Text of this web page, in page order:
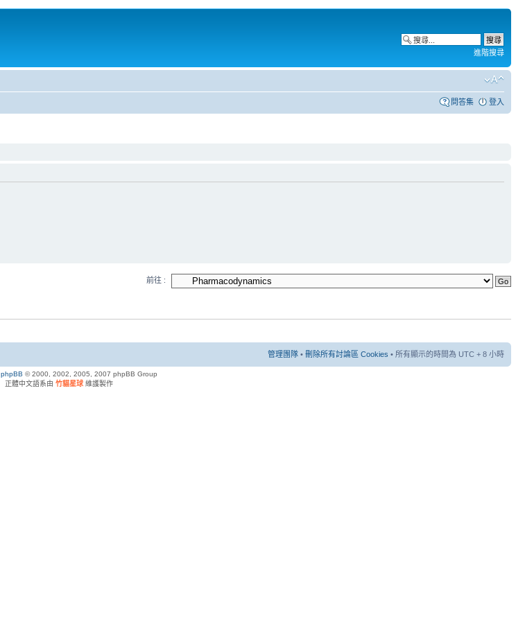
進階搜尋
問答集 登入
前往 :
管理團隊 • 刪除所有討論區 Cookies • 所有顯示的時間為 UTC + 8 小時
phpBB © 2000, 2002, 2005, 2007 phpBB Group
正體中文語系由 竹貓星球 維護製作